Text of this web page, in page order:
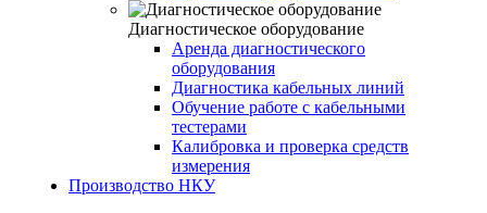
Диагностическое оборудование
Аренда диагностического
оборудования
Диагностика кабельных линий
Обучение работе с кабельными
тестерами
Калибровка и проверка средств
измерения
Производство НКУ